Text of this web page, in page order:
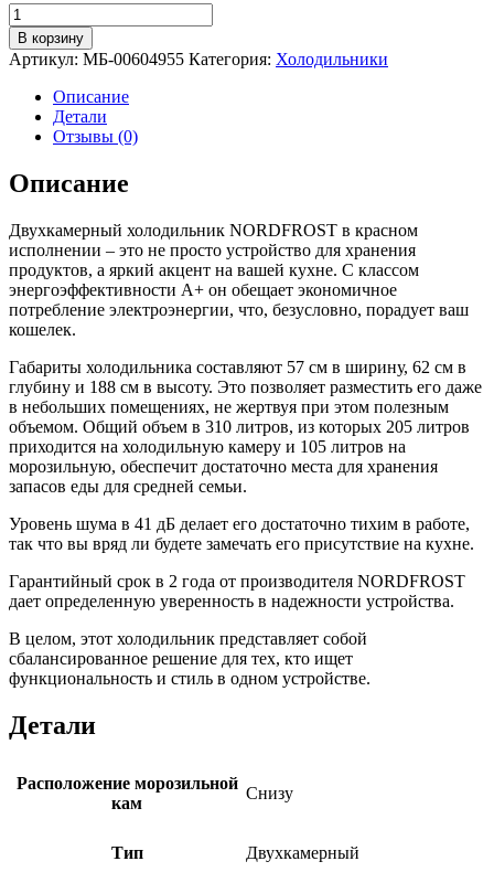
Количество
товара
Холодильник
NORDFROST
NRB
162NF
В корзину
Артикул: МБ-00604955 Категория: Холодильники
Описание
Детали
Отзывы (0)
Описание
Двухкамерный холодильник NORDFROST в красном
исполнении – это не просто устройство для хранения
продуктов, а яркий акцент на вашей кухне. С классом
энергоэффективности A+ он обещает экономичное
потребление электроэнергии, что, безусловно, порадует ваш
кошелек.
Габариты холодильника составляют 57 см в ширину, 62 см в
глубину и 188 см в высоту. Это позволяет разместить его даже
в небольших помещениях, не жертвуя при этом полезным
объемом. Общий объем в 310 литров, из которых 205 литров
приходится на холодильную камеру и 105 литров на
морозильную, обеспечит достаточно места для хранения
запасов еды для средней семьи.
Уровень шума в 41 дБ делает его достаточно тихим в работе,
так что вы вряд ли будете замечать его присутствие на кухне.
Гарантийный срок в 2 года от производителя NORDFROST
дает определенную уверенность в надежности устройства.
В целом, этот холодильник представляет собой
сбалансированное решение для тех, кто ищет
функциональность и стиль в одном устройстве.
Детали
Расположение морозильной
кам
Снизу
Тип Двухкамерный